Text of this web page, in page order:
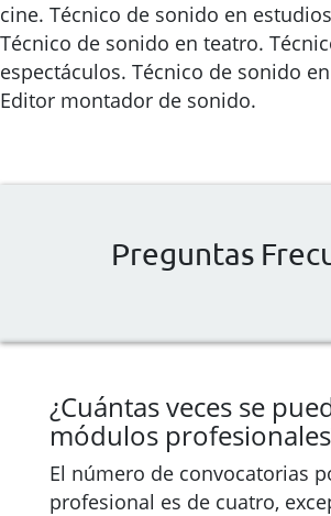
cine. Técnico de sonido en
Técnico de sonido en teatro.
espectáculos. Técnico de sonido
Editor montador de sonido.
Preguntas
¿Cuántas veces se
módulos
El número de convocatorias
profesional es de cuatro,